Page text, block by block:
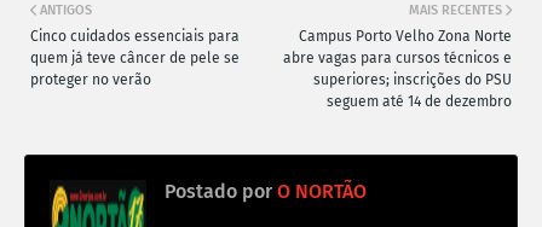
MAIS RECENTES
Campus Porto Velho Zona Norte
abre vagas para cursos técnicos e
superiores; inscrições do PSU
seguem até 14 de dezembro
ANTIGOS
Cinco cuidados essenciais para
quem já teve câncer de pele se
proteger no verão
Postado por O NORTÃO